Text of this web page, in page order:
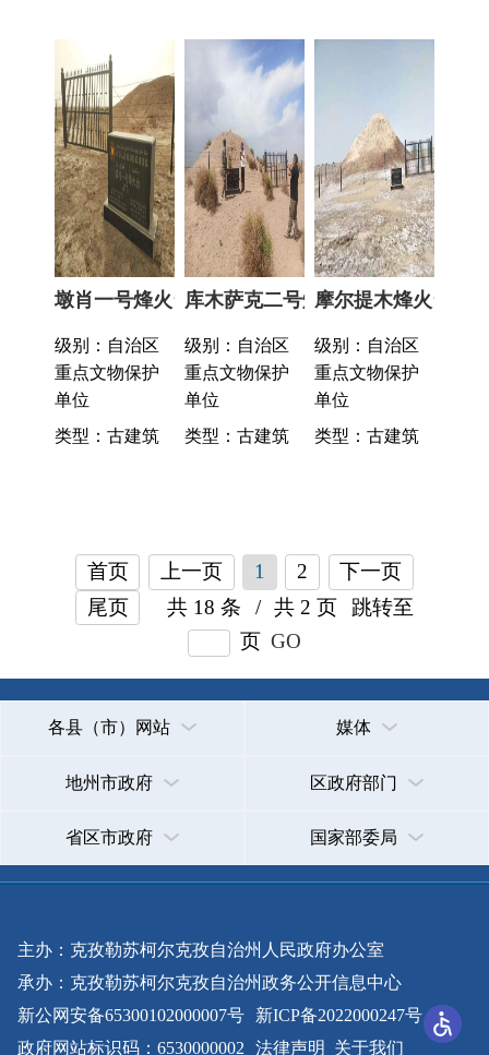
首页 上一页 1
下一页
尾页
共 18 条 /
跳转至
页 GO
各县（市）网站 媒体
地州市政府 区政府部门
省区市政府 国家部委局
主办：克孜勒苏柯尔克孜自治州人民政府办公室
承办：克孜勒苏柯尔克孜自治州政务公开信息中心